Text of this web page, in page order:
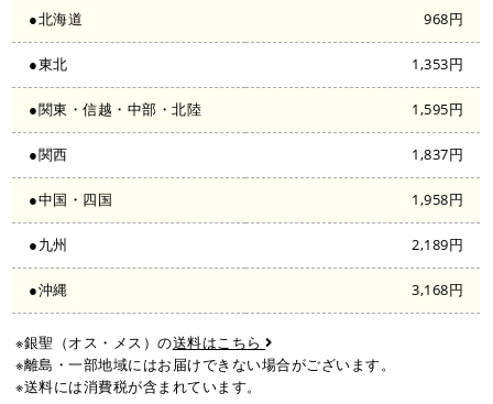
●北海道 968円
●東北 1,353円
●関東・信越・中部・北陸 1,595円
●関西 1,837円
●中国・四国 1,958円
●九州 2,189円
●沖縄 3,168円
※銀聖（オス・メス）の送料はこちら
※離島・一部地域にはお届けできない場合がございます。
※送料には消費税が含まれています。